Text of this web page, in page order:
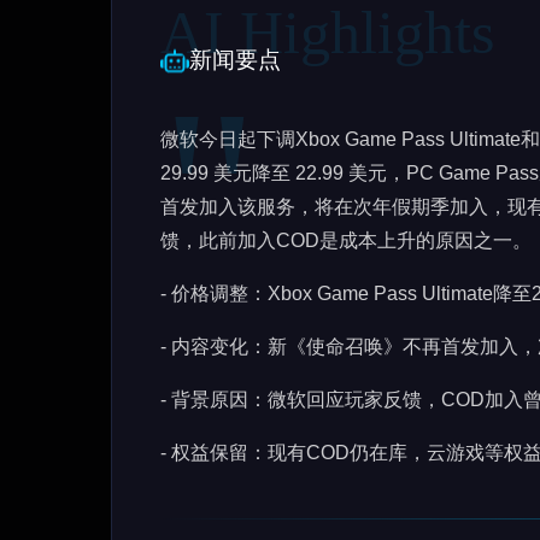
新闻要点
微软今日起下调Xbox Game Pass Ultimate
29.99 美元降至 22.99 美元，PC Game
首发加入该服务，将在次年假期季加入，现
馈，此前加入COD是成本上升的原因之一。
- 价格调整：Xbox Game Pass Ultimate降
- 内容变化：新《使命召唤》不再首发加入
- 背景原因：微软回应玩家反馈，COD加入
- 权益保留：现有COD仍在库，云游戏等权